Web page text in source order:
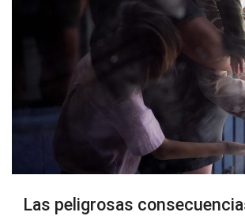
Las peligrosas